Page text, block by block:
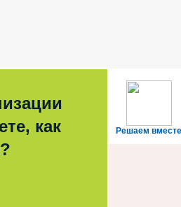
Решаем вместе
как